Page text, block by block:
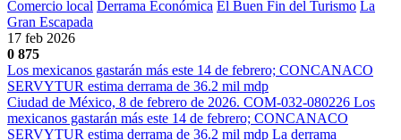
Comercio local Derrama Económica El Buen Fin del Turismo La
Gran Escapada
17 feb 2026
0 875
Los mexicanos gastarán más este 14 de febrero; CONCANACO
SERVYTUR estima derrama de 36.2 mil mdp
Ciudad de México, 8 de febrero de 2026. COM-032-080226 Los
mexicanos gastarán más este 14 de febrero; CONCANACO
SERVYTUR estima derrama de 36.2 mil mdp La derrama